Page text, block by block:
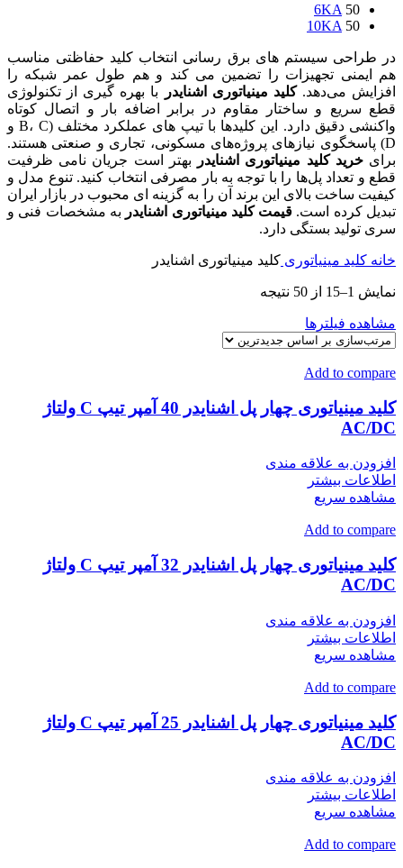
6KA 50
10KA 50
در طراحی سیستم‌ های برق‌ رسانی انتخاب کلید حفاظتی مناسب
هم ایمنی تجهیزات را تضمین می‌ کند و هم طول عمر شبکه را
افزایش می‌دهد.کلید مینیاتوری اشنایدر
با بهره‌ گیری از تکنولوژی
قطع سریع و ساختار مقاوم در برابر اضافه‌ بار و اتصال کوتاه
واکنشی دقیق دارد. این کلیدها با تیپ‌ های عملکرد مختلف (B، C و
D) پاسخگوی نیازهای پروژه‌های مسکونی، تجاری و صنعتی هستند.
برایخرید کلید مینیاتوری اشنایدر
بهتر است جریان نامی ظرفیت
قطع و تعداد پل‌ها را با توجه به بار مصرفی انتخاب کنید. تنوع مدل و
کیفیت ساخت بالای این برند آن را به گزینه‌ ای محبوب در بازار ایران
تبدیل کرده است. قیمت کلید مینیاتوری اشنایدر به مشخصات فنی و
سری تولید بستگی دارد.
خانه کلید مینیاتوری کلید مینیاتوری اشنایدر
نمایش 1–15 از 50 نتیجه
جدیدترین
مشاهده فیلترها
Add to compare
کلید مینیاتوری چهار پل اشنایدر 40 آمپر تیپ C ولتاژ
AC/DC
افزودن به علاقه مندی
اطلاعات بیشتر
مشاهده سریع
Add to compare
کلید مینیاتوری چهار پل اشنایدر 32 آمپر تیپ C ولتاژ
AC/DC
افزودن به علاقه مندی
اطلاعات بیشتر
مشاهده سریع
Add to compare
کلید مینیاتوری چهار پل اشنایدر 25 آمپر تیپ C ولتاژ
AC/DC
افزودن به علاقه مندی
اطلاعات بیشتر
مشاهده سریع
Add to compare